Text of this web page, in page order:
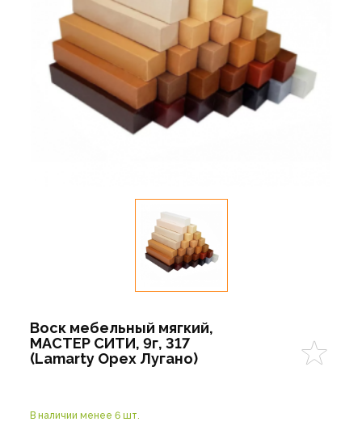
Воск мебельный мягкий,
МАСТЕР СИТИ, 9г, 317
(Lamarty Орех Лугано)
В наличии менее 6 шт.